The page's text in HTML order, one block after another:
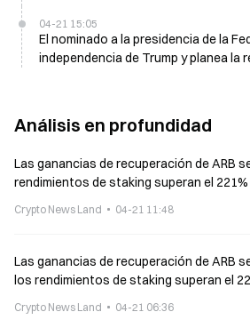
04-21 15:05
El nominado a la presidencia de la
independencia de Trump y planea la
Análisis en profundidad
Las ganancias de recuperación de ARB
rendimientos de staking superan el 221%
Crypto News Land 04-21 11:48
Las ganancias de recuperación de ARB
los rendimientos de staking superan el
Crypto News Land 04-21 06:36